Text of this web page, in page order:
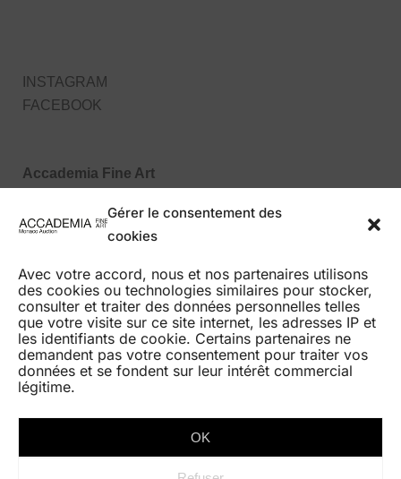
Gérer le consentement des
cookies
Avec votre accord, nous et nos partenaires utilisons
des cookies ou technologies similaires pour stocker,
consulter et traiter des données personnelles telles
que votre visite sur ce site internet, les adresses IP et
les identifiants de cookie. Certains partenaires ne
demandent pas votre consentement pour traiter vos
données et se fondent sur leur intérêt commercial
légitime.
OK
INSTAGRAM
FACEBOOK
Accademia Fine Art
98000 Monaco MC
Tel : +377 99 99 86 70
HOME
BEST RESULTS